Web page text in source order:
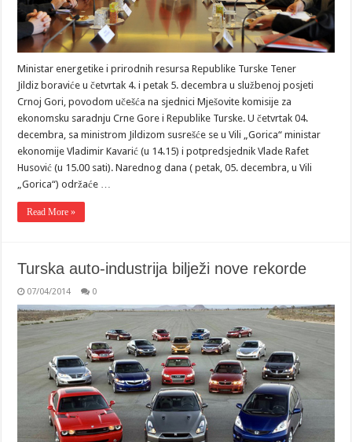
Ministar energetike i prirodnih resursa Republike Turske Tener
Jildiz boraviće u četvrtak 4. i petak 5. decembra u službenoj posjeti
Crnoj Gori, povodom učešća na sjednici Mješovite komisije za
ekonomsku saradnju Crne Gore i Republike Turske. U četvrtak 04.
decembra, sa ministrom Jildizom susrešće se u Vili „Gorica“ ministar
ekonomije Vladimir Kavarić (u 14.15) i potpredsjednik Vlade Rafet
Husović (u 15.00 sati). Narednog dana ( petak, 05. decembra, u Vili
„Gorica“) održaće …
Read More »
Turska auto-industrija bilježi nove rekorde
07/04/2014 0